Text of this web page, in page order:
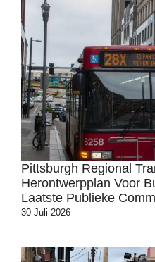
Pittsburgh Regional
Herontwerpplan Voor
Laatste Publieke
30 Juli 2026